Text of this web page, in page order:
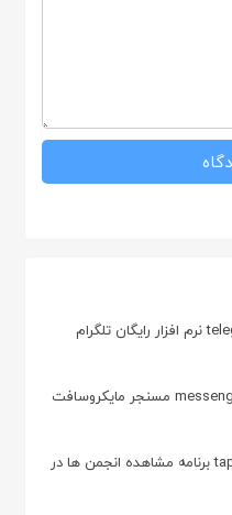
دانلود telegram Desktop 6.5.1 نرم افزار رایگان تلگرام
دانلود tapatalk forums 8.9.10 برنامه مشاهده انجمن ها در